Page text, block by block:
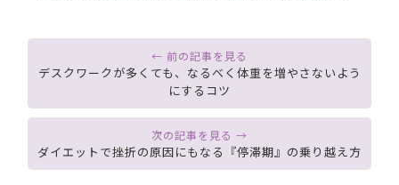
デスクワークが多くても、なるべく体重を増やさないよう
にするコツ
ダイエットで挫折の原因にもなる『停滞期』の乗り越え方